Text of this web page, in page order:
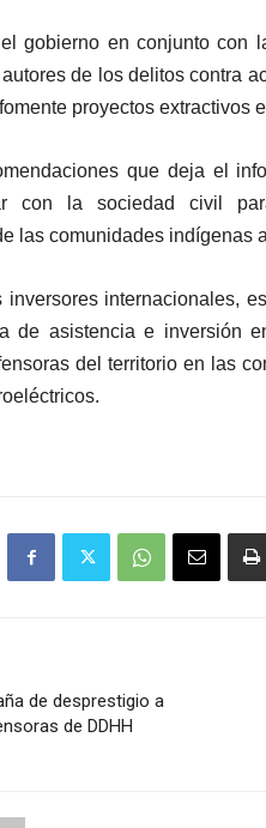
gobierno en conjunto con
de los delitos contra
proyectos extractivos
que deja el
con la sociedad civil
las comunidades indígenas
inversores internacionales,
de asistencia e inversión
del territorio en las
de desprestigio a
de DDHH